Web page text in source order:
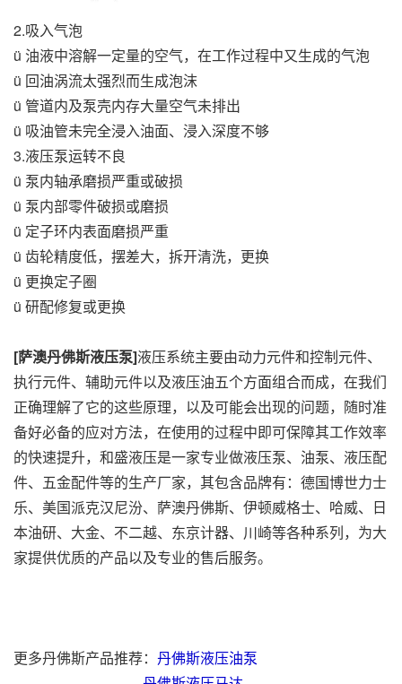
2.吸入气泡
ü 油液中溶解一定量的空气，在工作过程中又生成的气泡
ü 回油涡流太强烈而生成泡沫
ü 管道内及泵壳内存大量空气未排出
ü 吸油管未完全浸入油面、浸入深度不够
3.液压泵运转不良
ü 泵内轴承磨损严重或破损
ü 泵内部零件破损或磨损
ü 定子环内表面磨损严重
ü 齿轮精度低，摆差大，拆开清洗，更换
ü 更换定子圈
ü 研配修复或更换
[萨澳丹佛斯液压泵]液压系统主要由动力元件和控制元件、
执行元件、辅助元件以及液压油五个方面组合而成，在我们
正确理解了它的这些原理，以及可能会出现的问题，随时准
备好必备的应对方法，在使用的过程中即可保障其工作效率
的快速提升，和盛液压是一家专业做液压泵、油泵、液压配
件、五金配件等的生产厂家，其包含品牌有：德国博世力士
乐、美国派克汉尼汾、萨澳丹佛斯、伊顿威格士、哈威、日
本油研、大金、不二越、东京计器、川崎等各种系列，为大
家提供优质的产品以及专业的售后服务。
更多丹佛斯产品推荐： 丹佛斯液压油泵